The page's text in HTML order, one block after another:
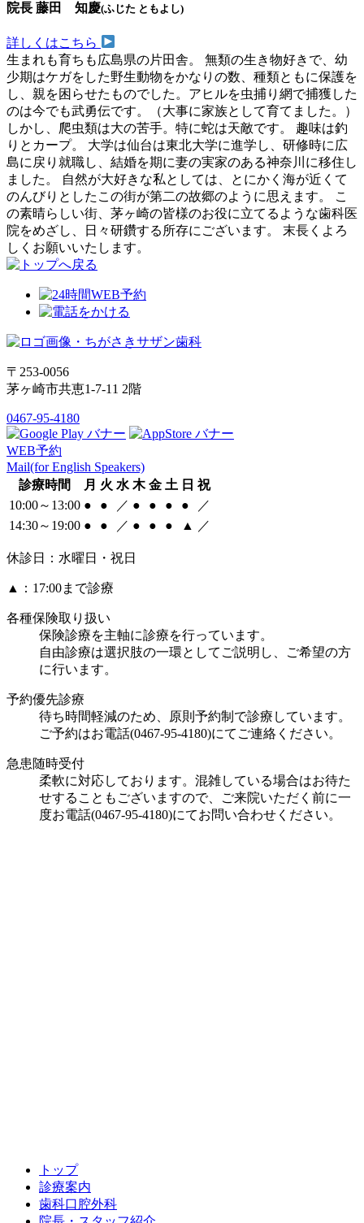
院長 藤田 知慶(ふじた ともよし)
詳しくはこちら
生まれも育ちも広島県の片田舎。 無類の生き物好きで、幼
少期はケガをした野生動物をかなりの数、種類ともに保護を
し、親を困らせたものでした。アヒルを虫捕り網で捕獲した
のは今でも武勇伝です。（大事に家族として育てました。）
しかし、爬虫類は大の苦手。特に蛇は天敵です。 趣味は釣
りとカープ。 大学は仙台は東北大学に進学し、研修時に広
島に戻り就職し、結婚を期に妻の実家のある神奈川に移住し
ました。 自然が大好きな私としては、とにかく海が近くて
のんびりとしたこの街が第二の故郷のように思えます。 こ
の素晴らしい街、茅ヶ崎の皆様のお役に立てるような歯科医
院をめざし、日々研鑽する所存にございます。 末長くよろ
しくお願いいたします。
〒253-0056
茅ヶ崎市共恵1-7-11 2階
0467-95-4180
WEB予約
Mail(for English Speakers)
診療時間
月 火 水 木 金 土 日 祝
10:00～13:00 ● ● ／ ● ● ● ●
／
14:30～19:00 ● ● ／ ● ● ● ▲ ／
休診日：水曜日・祝日
▲ ：17:00まで診療
各種保険取り扱い
保険診療を主軸に診療を行っています。
自由診療は選択肢の一環としてご説明し、ご希望の方
に行います。
予約優先診療
待ち時間軽減のため、原則予約制で診療しています。
ご予約はお電話(0467-95-4180)にてご連絡ください。
急患随時受付
柔軟に対応しております。混雑している場合はお待た
せすることもございますので、ご来院いただく前に一
度お電話(0467-95-4180)にてお問い合わせください。
トップ
診療案内
歯科口腔外科